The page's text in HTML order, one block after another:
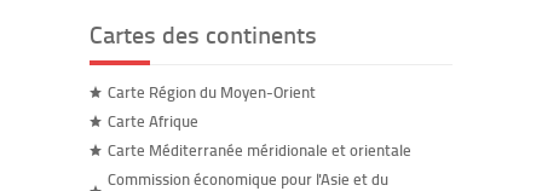
Cartes des continents
Carte Région du Moyen-Orient
Carte Afrique
Carte Méditerranée méridionale et orientale
Commission économique pour l'Asie et du